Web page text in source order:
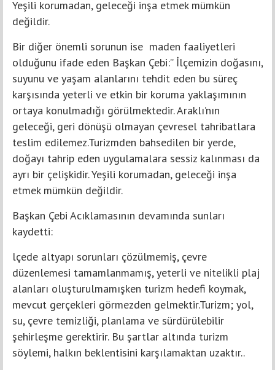
Yeşili korumadan, geleceği inşa etmek mümkün
değildir.
Bir diğer önemli sorunun ise maden faaliyetleri
olduğunu ifade eden Başkan Çebi:” İlçemizin doğasını,
suyunu ve yaşam alanlarını tehdit eden bu süreç
karşısında yeterli ve etkin bir koruma yaklaşımının
ortaya konulmadığı görülmektedir. Araklı’nın
geleceği, geri dönüşü olmayan çevresel tahribatlara
teslim edilemez.Turizmden bahsedilen bir yerde,
doğayı tahrip eden uygulamalara sessiz kalınması da
ayrı bir çelişkidir. Yeşili korumadan, geleceği inşa
etmek mümkün değildir.
Başkan Çebi Acıklamasının devamında sunları
kaydetti:
lçede altyapı sorunları çözülmemiş, çevre
düzenlemesi tamamlanmamış, yeterli ve nitelikli plaj
alanları oluşturulmamışken turizm hedefi koymak,
mevcut gerçekleri görmezden gelmektir.Turizm; yol,
su, çevre temizliği, planlama ve sürdürülebilir
şehirleşme gerektirir. Bu şartlar altında turizm
söylemi, halkın beklentisini karşılamaktan uzaktır..